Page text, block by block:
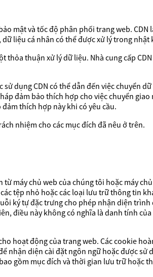
mật và tốc độ phân phối trang web.
liệu cá nhân có thể được xử lý trong nhật
thuận xử lý dữ liệu. Nhà cung cấp
dụng CDN có thể dẫn đến việc chuyển
đảm bảo thích hợp cho việc chuyển
thích hợp này khi có yêu cầu.
nhiệm cho các mục đích đã nêu ở trên.
máy chủ web của chúng tôi hoặc máy
tệp nhỏ hoặc các loại lưu trữ thông tin
ký tự đặc trưng cho phép nhận diện
điều này không có nghĩa là danh tính
hoạt động của trang web. Các cookie
diện cài đặt ngôn ngữ hoặc được sử
gồm mục đích và thời gian lưu trữ hoặc